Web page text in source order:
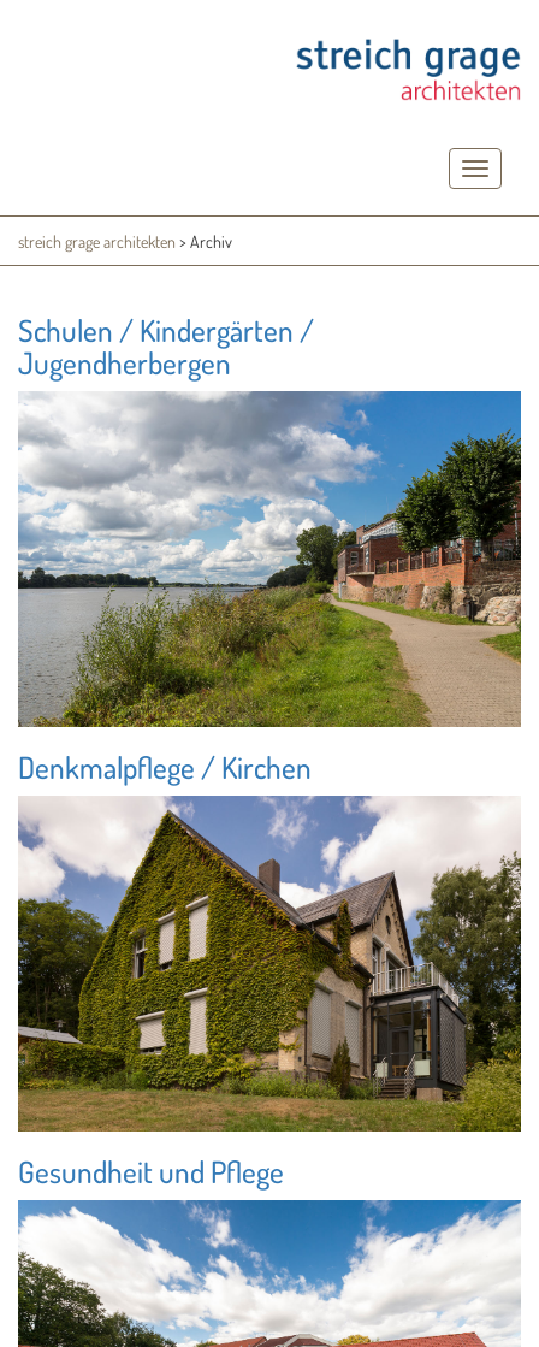
Toggle
navigation
streich grage architekten > Archiv
Schulen / Kindergärten /
Jugendherbergen
Denkmalpflege / Kirchen
Gesundheit und Pflege